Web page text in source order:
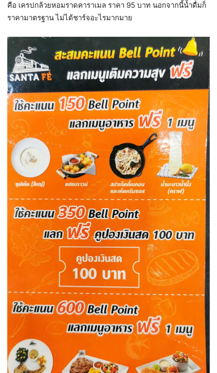
คือ เครปกล้วยหอมราดคาราเมล ราคา 95 บาท นอกจากนี้น้ำดื่มก็
ราคามาตรฐาน ไม่ได้ชาร์จอะไรมากมาย